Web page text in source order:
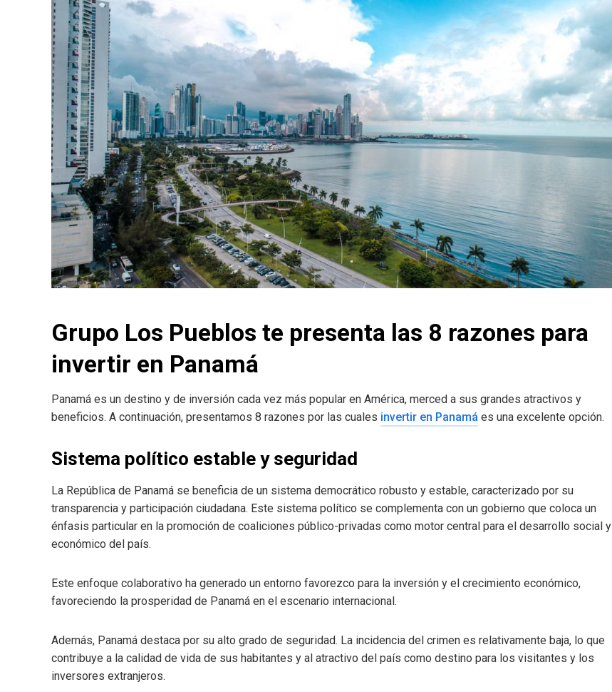
Grupo Los Pueblos te presenta las 8 razones para
invertir en Panamá
Panamá es un destino y de inversión cada vez más popular en América, merced a sus grandes atractivos y
beneficios. A continuación, presentamos 8 razones por las cuales invertir en Panamá es una excelente opción.
Sistema político estable y seguridad
La República de Panamá se beneficia de un sistema democrático robusto y estable, caracterizado por su
transparencia y participación ciudadana. Este sistema político se complementa con un gobierno que coloca un
énfasis particular en la promoción de coaliciones público-privadas como motor central para el desarrollo social y
económico del país.
Este enfoque colaborativo ha generado un entorno favorezco para la inversión y el crecimiento económico,
favoreciendo la prosperidad de Panamá en el escenario internacional.
Además, Panamá destaca por su alto grado de seguridad. La incidencia del crimen es relativamente baja, lo que
contribuye a la calidad de vida de sus habitantes y al atractivo del país como destino para los visitantes y los
inversores extranjeros.